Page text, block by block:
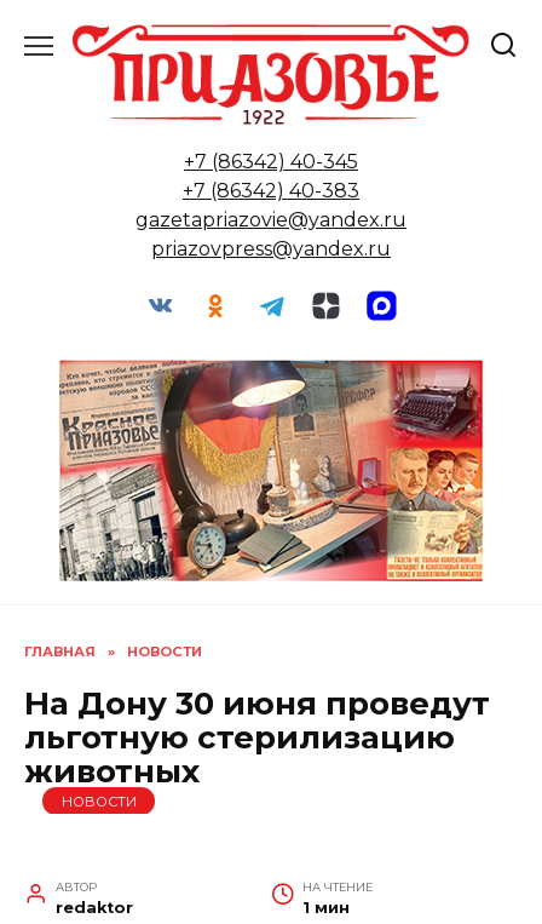
содержанию
+7 (86342) 40-345
+7 (86342) 40-383
gazetapriazovie@yandex.ru
priazovpress@yandex.ru
ГЛАВНАЯ » НОВОСТИ
На Дону 30 июня проведут
льготную стерилизацию
животных
НОВОСТИ
АВТОР
redaktor
НА ЧТЕНИЕ
1 мин